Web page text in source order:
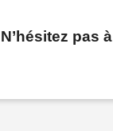
N’hésitez pas à